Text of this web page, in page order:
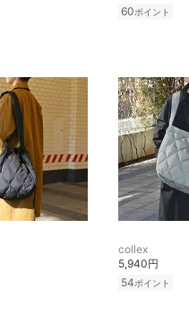
60ポイント
collex
5,940円
54ポイント